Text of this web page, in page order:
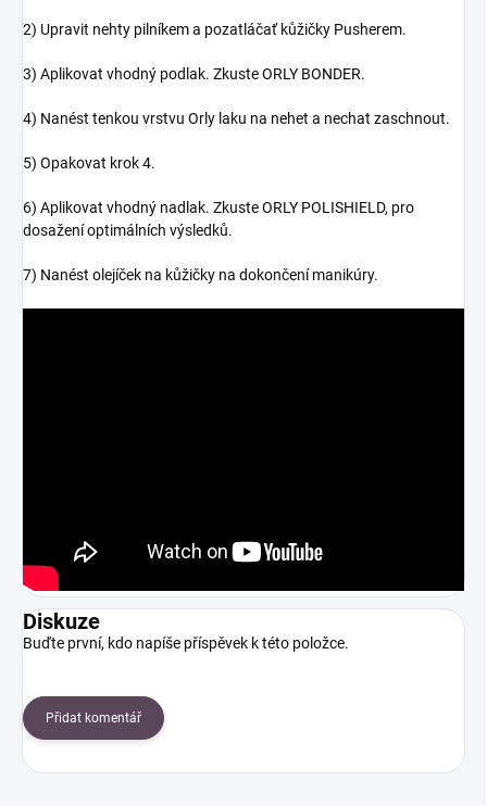
2) Upravit nehty pilníkem a pozatláčať kůžičky Pusherem.
3) Aplikovat vhodný podlak. Zkuste ORLY BONDER.
4) Nanést tenkou vrstvu Orly laku na nehet a nechat zaschnout.
5) Opakovat krok 4.
6) Aplikovat vhodný nadlak. Zkuste ORLY POLISHIELD, pro
dosažení optimálních výsledků.
7) Nanést olejíček na kůžičky na dokončení manikúry.
Diskuze
Buďte první, kdo napíše příspěvek k této položce.
Přidat komentář